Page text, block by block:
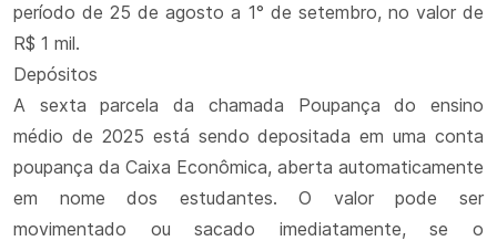
período de 25 de agosto a 1° de setembro, no valor de
R$ 1 mil.
Depósitos
A sexta parcela da chamada Poupança do ensino
médio de 2025 está sendo depositada em uma conta
poupança da Caixa Econômica, aberta automaticamente
em nome dos estudantes. O valor pode ser
movimentado ou sacado imediatamente, se o